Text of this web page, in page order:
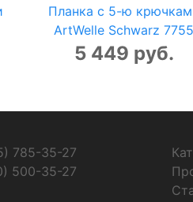
Планка с 5-ю
ArtWelle Schwarz 7755
5 449 руб.
785-35-27
500-35-27